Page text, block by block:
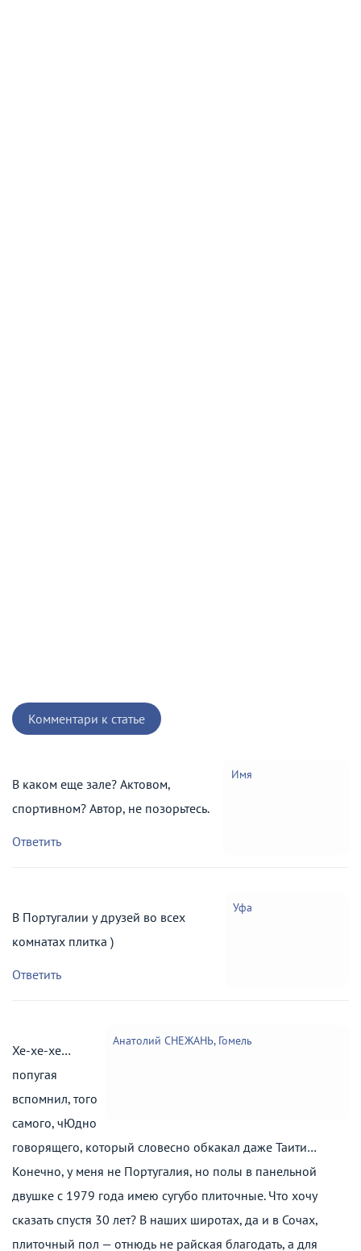
Комментари к статье
Имя
В каком еще зале? Актовом,
спортивном? Автор, не позорьтесь.
Ответить
Уфа
В Португалии у друзей во всех
комнатах плитка )
Ответить
Анатолий СНЕЖАНЬ, Гомель
Хе-хе-хе…
попугая
вспомнил, того
самого, чЮдно
говорящего, который словесно обкакал даже Таити…
Конечно, у меня не Португалия, но полы в панельной
двушке с 1979 года имею сугубо плиточные. Что хочу
сказать спустя 30 лет? В наших широтах, да и в Сочах,
плиточный пол — отнюдь не райская благодать, а для